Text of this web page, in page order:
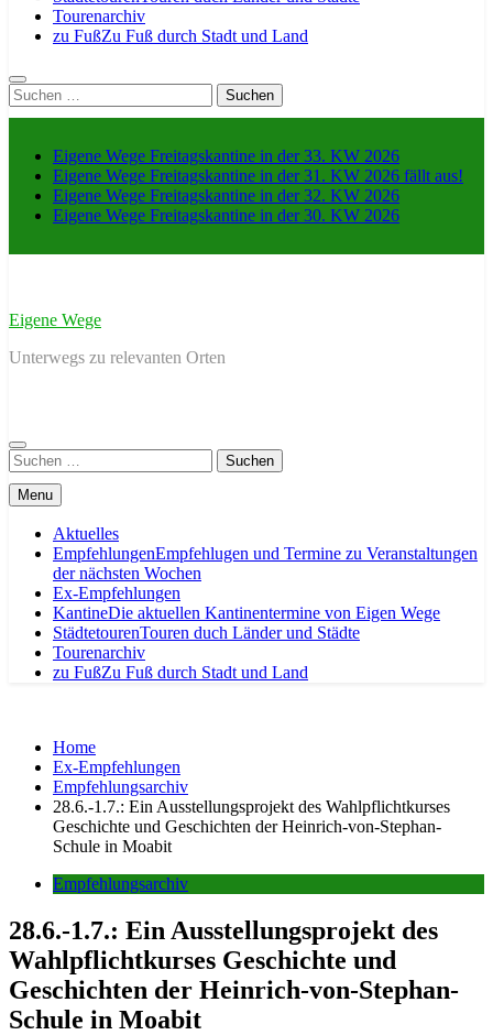
Tourenarchiv
zu FußZu Fuß durch Stadt und Land
Suche
nach:
Eigene Wege Freitagskantine in der 33. KW 2026
Eigene Wege Freitagskantine in der 31. KW 2026 fällt aus!
Eigene Wege Freitagskantine in der 32. KW 2026
Eigene Wege Freitagskantine in der 30. KW 2026
Eigene Wege
Unterwegs zu relevanten Orten
Suche
nach:
Menu
Aktuelles
EmpfehlungenEmpfehlugen und Termine zu Veranstaltungen
der nächsten Wochen
Ex-Empfehlungen
KantineDie aktuellen Kantinentermine von Eigen Wege
StädtetourenTouren duch Länder und Städte
Tourenarchiv
zu FußZu Fuß durch Stadt und Land
Home
Ex-Empfehlungen
Empfehlungsarchiv
28.6.-1.7.: Ein Ausstellungsprojekt des Wahlpflichtkurses
Geschichte und Geschichten der Heinrich-von-Stephan-
Schule in Moabit
Empfehlungsarchiv
28.6.-1.7.: Ein Ausstellungsprojekt des
Wahlpflichtkurses Geschichte und
Geschichten der Heinrich-von-Stephan-
Schule in Moabit